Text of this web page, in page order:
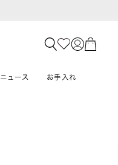
ニュース お手入れ